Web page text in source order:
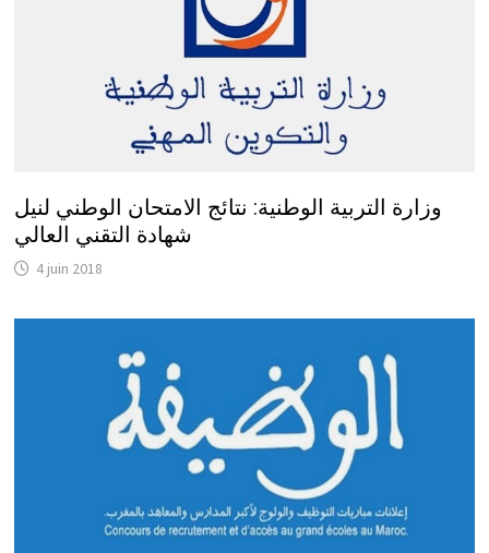
وزارة التربية الوطنية: نتائج الامتحان الوطني لنيل
شهادة التقني العالي
4 juin 2018